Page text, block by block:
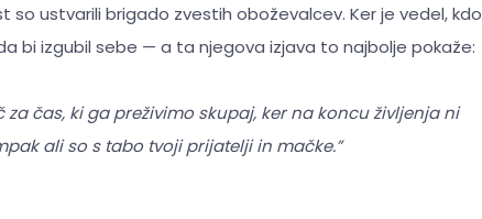
so ustvarili brigado zvestih oboževalcev. Ker je vedel, kdo
bi izgubil sebe — a ta njegova izjava to najbolje pokaže:
za čas, ki ga preživimo skupaj, ker na koncu življenja ni
ali so s tabo tvoji prijatelji in mačke.”